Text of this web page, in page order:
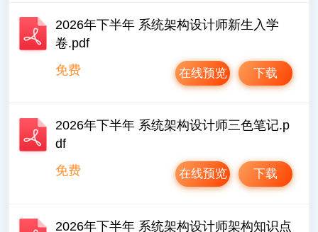
2026年下半年 系统架构设计师新生入学
卷.pdf
免费
下载
在线预览
2026年下半年 系统架构设计师三色笔记.p
df
免费
下载
在线预览
2026年下半年 系统架构设计师架构知识点